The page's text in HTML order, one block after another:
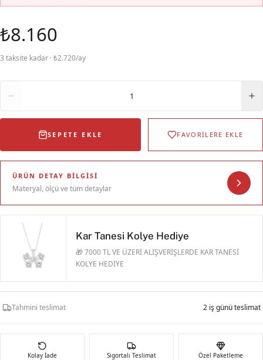
₺8.160
3 taksite kadar · ₺2.720/ay
1
SEPETE EKLE FAVORİLERE EKLE
ÜRÜN DETAY BILGISI
Materyal, ölçü ve tüm detaylar
Kar Tanesi Kolye Hediye
🎁 7000 TL VE ÜZERİ ALIŞVERİŞLERDE KAR TANESİ
KOLYE HEDİYE
Tahmini teslimat 2 iş günü teslimat
Kolay İade
Sigortalı Teslimat
Özel Paketleme